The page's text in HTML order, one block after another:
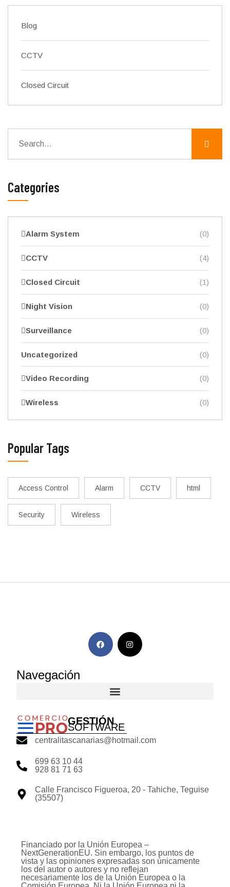
Blog
CCTV
Closed Circuit
Categories
Alarm System (0)
CCTV (4)
Closed Circuit (1)
Night Vision (0)
Surveillance (0)
Uncategorized (0)
Video Recording (0)
Wireless (0)
Popular Tags
Access Control Alarm CCTV html
Security Wireless
Navegación
GESTIÓN
SOFTWARE
centralitascanarias@hotmail.com
699 63 10 44
928 81 71 63
Calle Francisco Figueroa, 20 - Tahiche, Teguise
(35507)
Financiado por la Unión Europea –
NextGenerationEU. Sin embargo, los puntos de
vista y las opiniones expresadas son únicamente
los del autor o autores y no reflejan
necesariamente los de la Unión Europea o la